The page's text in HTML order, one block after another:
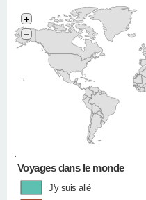
•
+
−
Voyages dans le monde
J'y suis allé